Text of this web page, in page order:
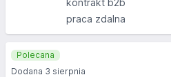
kontrakt b2b
praca zdalna
Polecana
Dodana 3 sierpnia